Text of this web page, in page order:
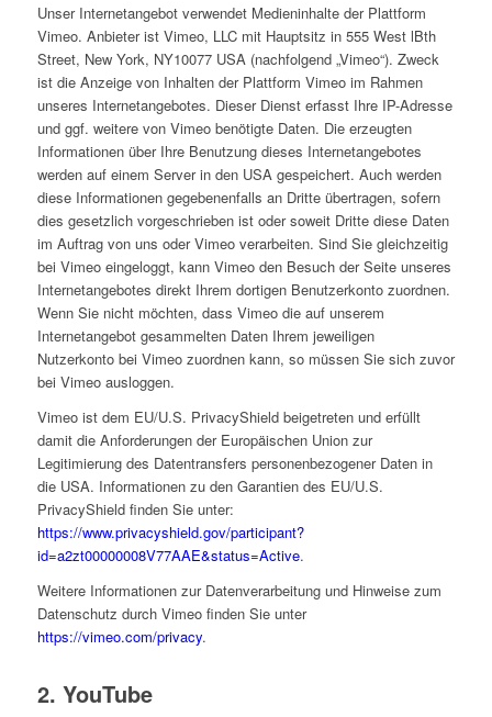
Unser Internetangebot verwendet Medieninhalte der Plattform
Vimeo. Anbieter ist Vimeo, LLC mit Hauptsitz in 555 West lBth
Street, New York, NY10077 USA (nachfolgend „Vimeo“). Zweck
ist die Anzeige von Inhalten der Plattform Vimeo im Rahmen
unseres Internetangebotes. Dieser Dienst erfasst Ihre IP-Adresse
und ggf. weitere von Vimeo benötigte Daten. Die erzeugten
Informationen über Ihre Benutzung dieses Internetangebotes
werden auf einem Server in den USA gespeichert. Auch werden
diese Informationen gegebenenfalls an Dritte übertragen, sofern
dies gesetzlich vorgeschrieben ist oder soweit Dritte diese Daten
im Auftrag von uns oder Vimeo verarbeiten. Sind Sie gleichzeitig
bei Vimeo eingeloggt, kann Vimeo den Besuch der Seite unseres
Internetangebotes direkt Ihrem dortigen Benutzerkonto zuordnen.
Wenn Sie nicht möchten, dass Vimeo die auf unserem
Internetangebot gesammelten Daten Ihrem jeweiligen
Nutzerkonto bei Vimeo zuordnen kann, so müssen Sie sich zuvor
bei Vimeo ausloggen.
Vimeo ist dem EU/U.S. PrivacyShield beigetreten und erfüllt
damit die Anforderungen der Europäischen Union zur
Legitimierung des Datentransfers personenbezogener Daten in
die USA. Informationen zu den Garantien des EU/U.S.
PrivacyShield finden Sie unter:
https://www.privacyshield.gov/participant?
id=a2zt00000008V77AAE&status=Active.
Weitere Informationen zur Datenverarbeitung und Hinweise zum
Datenschutz durch Vimeo finden Sie unter
https://vimeo.com/privacy.
2. YouTube